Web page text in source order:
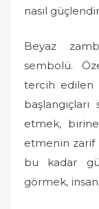
nasıl
Beyaz
sembolü.
tercih edilen
etmek,
etmenin zarif
bu kadar
görmek,